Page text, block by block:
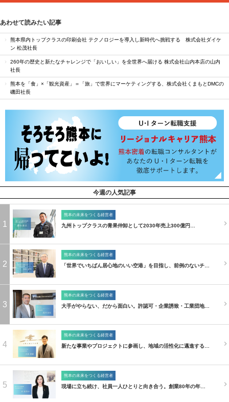
あわせて読みたい記事
熊本県内トップクラスの印刷会社 テクノロジーを導入し新時代へ挑戦する 株式会社ダイケ
ン 松茂社長
260年の歴史と新たなチャレンジで「おいしい」を全世界へ届ける 株式会社山内本店の山内
社長
熊本を「食」×「観光資産」＝「旅」で世界にマーケティングする、株式会社くまもとDMCの
磯田社長
今週の人気記事
1
熊本の未来をつくる経営者
九州トップクラスの青果仲卸として2030年売上300億円…
2
熊本の未来をつくる経営者
「世界でいちばん居心地のいい空港」を目指し、前例のないチ…
3
熊本の未来をつくる経営者
大手がやらない、だから面白い。許認可・企業誘致・工業団地…
4
熊本の未来をつくる経営者
新たな事業やプロジェクトに参画し、地域の活性化に邁進する…
5
熊本の未来をつくる経営者
現場に立ち続け、社員一人ひとりと向き合う。創業80年の年…